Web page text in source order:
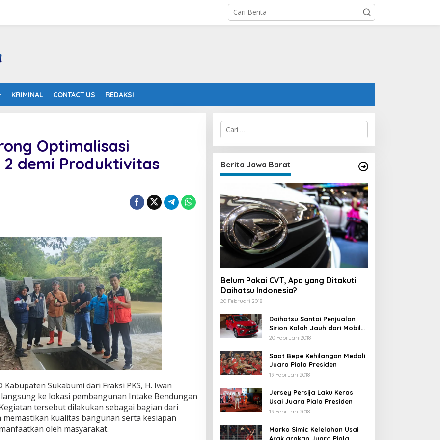
KRIMINAL CONTACT US REDAKSI
Optimalisasi
2 demi Produktivitas
Kabupaten Sukabumi dari Fraksi PKS, H. Iwan
ke lokasi pembangunan Intake Bendungan
tersebut dilakukan sebagai bagian dari
memastikan kualitas bangunan serta kesiapan
oleh masyarakat.
C
i
u
n
t
k
:
Berita Jawa Barat
Belum Pakai CVT, Apa yang Ditakuti
Daihatsu Indonesia?
20 Februari 2018
Daihatsu Santai Penjualan
Sirion Kalah Jauh dari Mobil
LCGC
20 Februari 2018
Saat Bepe Kehilangan Medali
Juara Piala Presiden
19 Februari 2018
Jersey Persija Laku Keras
Usai Juara Piala Presiden
19 Februari 2018
Marko Simic Kelelahan Usai
Arak arakan Juara Piala